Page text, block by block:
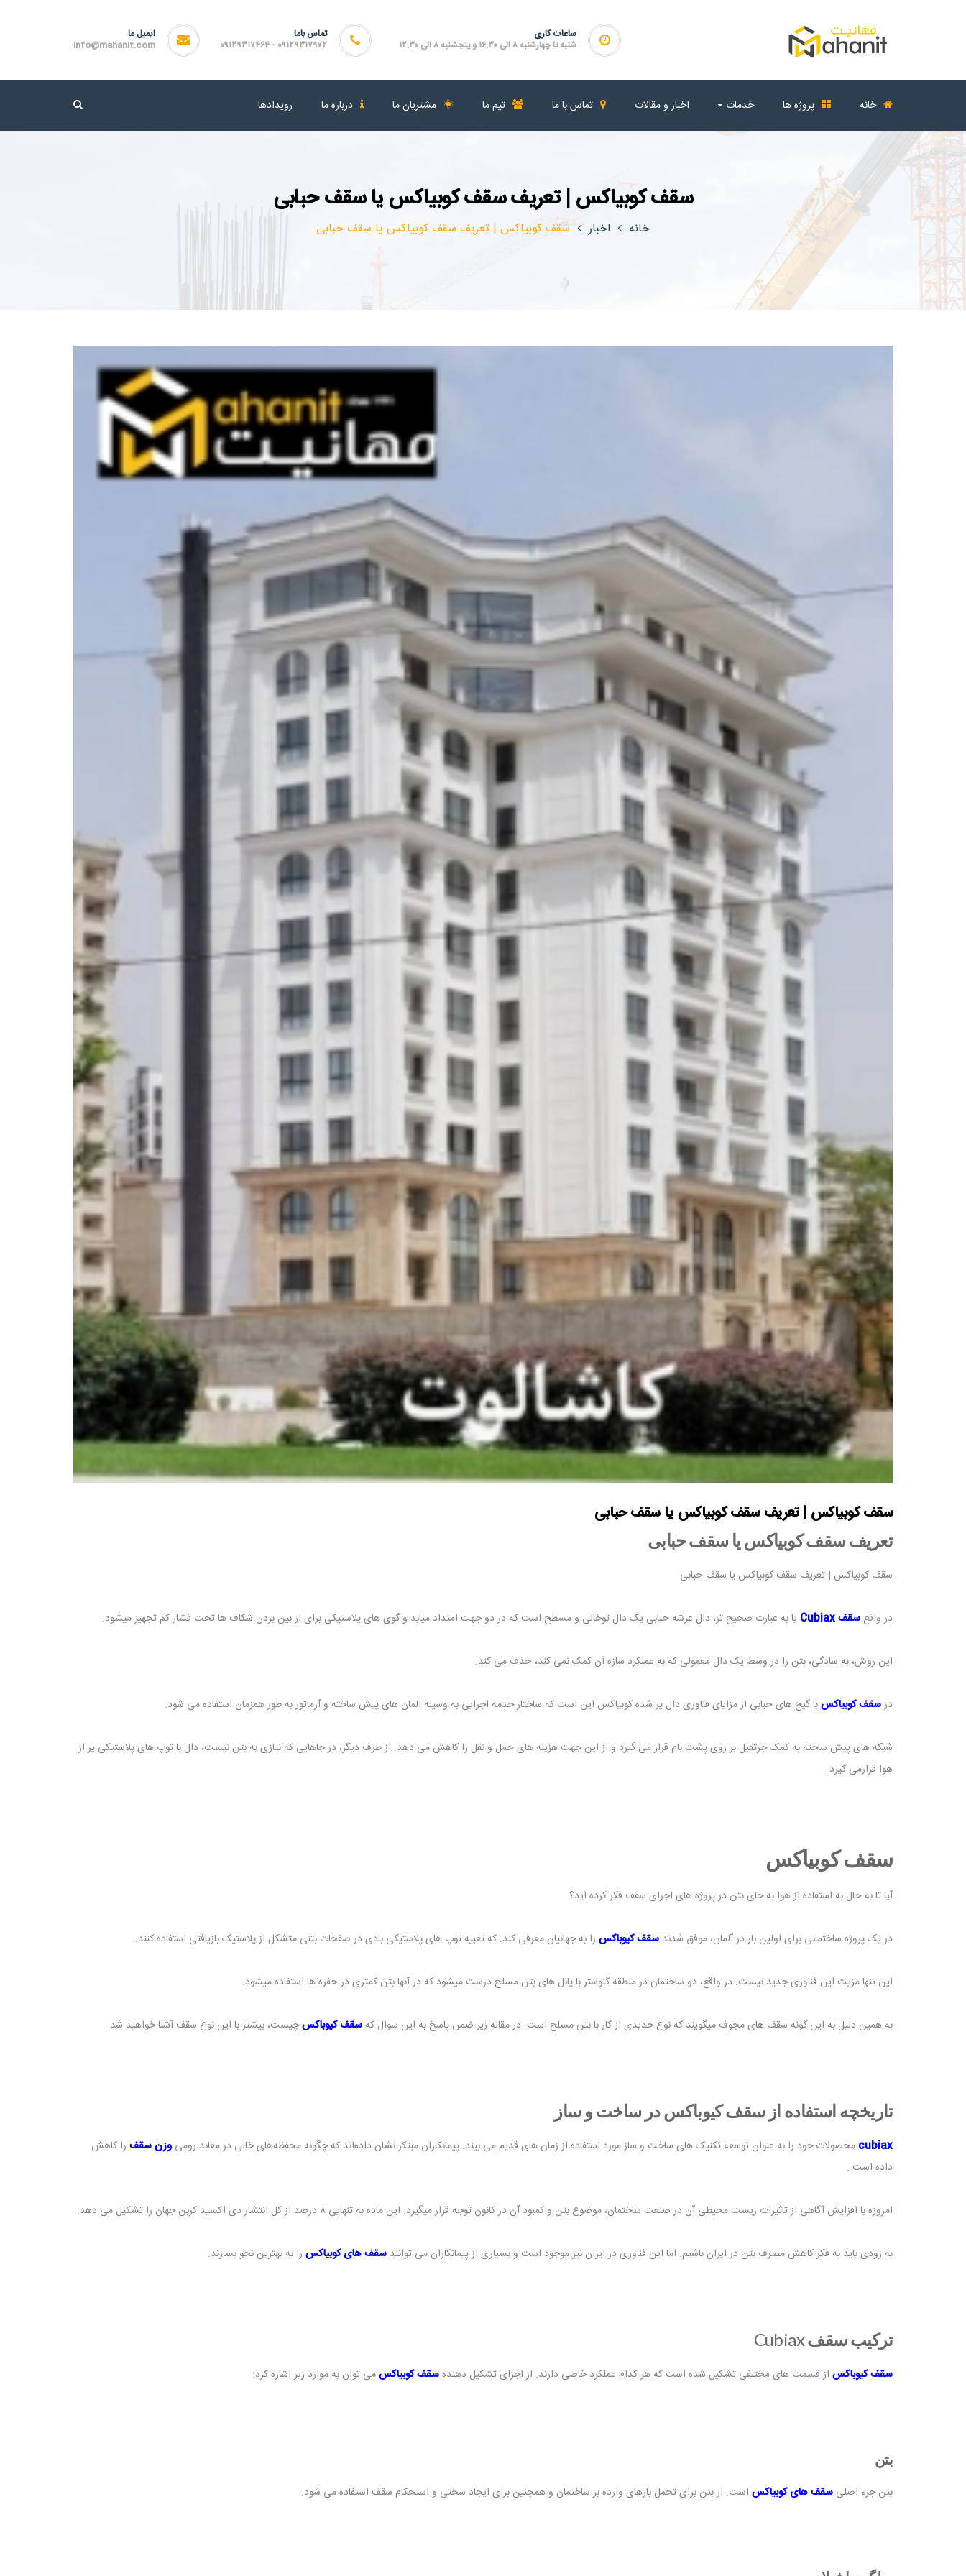
ایمیل ما
info@mahanit.com
تماس باما
۰۹۱۲۹۳۱۷۹۷۲ - ۰۹۱۲۹۳۱۷۴۶۴
ساعات کاری
شنبه تا چهارشنبه ۸ الی ۱۶.۳۰ و پنجشنبه ۸ الی ۱۲.۳۰
خانه پروژه ها خدمات اخبار و مقالات تماس با ما تیم ما مشتریان ما درباره ما رویدادها
سقف کوبیاکس | تعریف سقف کوبیاکس یا سقف حبابی
خانه اخبار سقف کوبیاکس | تعریف سقف کوبیاکس یا سقف حبابی
سقف کوبیاکس | تعریف سقف کوبیاکس یا سقف حبابی
تعریف سقف کوبیاکس یا سقف حبابی
سقف کوبیاکس | تعریف سقف کوبیاکس یا سقف حبابی
در واقع سقف Cubiax یا به عبارت صحیح تر، دال عرشه حبابی یک دال توخالی و مسطح است که در دو جهت امتداد میابد و گوی های پلاستیکی برای از بین بردن شکاف ها تحت فشار کم تجهیز میشود.
این روش، به سادگی، بتن را در وسط یک دال معمولی که به عملکرد سازه آن کمک نمی کند، حذف می کند.
درسقف کوبیاکسبا گیج های حبابی از مزایای فناوری دال پر شده کوبیاکس این است که ساختار خدمه اجرایی به وسیله المان های پیش ساخته و آرماتور به طور همزمان استفاده می شود.
شبکه های پیش ساخته به کمک جرثقیل بر روی پشت بام قرار می گیرد و از این جهت هزینه های حمل و نقل را کاهش می دهد. از طرف دیگر، در جاهایی که نیازی به بتن نیست، دال با توپ های پلاستیکی پر از
هوا قرارمی گیرد.
سقف کوبیاکس
آیا تا به حال به استفاده از هوا به جای بتن در پروژه های اجرای سقف فکر کرده اید؟
در یک پروژه ساختمانی برای اولین بار در آلمان، موفق شدند سقف کیوباکس را به جهانیان معرفی کند. که تعبیه توپ های پلاستیکی بادی در صفحات بتنی متشکل از پلاستیک بازیافتی استفاده کنند.
این تنها مزیت این فناوری جدید نیست. در واقع، دو ساختمان در منطقه گلوستر با پانل های بتن مسلح درست میشود که در آنها بتن کمتری در حفره ها استفاده میشود.
به همین دلیل به این گونه سقف های مجوف میگویند که نوع جدیدی از کار با بتن مسلح است. در مقاله زیر ضمن پاسخ به این سوال که سقف کیوباکسچیست، بیشتر با این نوع سقف آشنا خواهید شد.
تاریخچه استفاده از سقف کیوباکس در ساخت و ساز
cubiax محصولات خود را به عنوان توسعه تکنیک های ساخت و ساز مورد استفاده از زمان های قدیم می بیند. پیمانکاران مبتکر نشان داده‌اند که چگونه محفظه‌های خالی در معابد رومی وزن سقف را کاهش
داده است .
امروزه با افزایش آگاهی از تاثیرات زیست محیطی آن در صنعت ساختمان، موضوع بتن و کمبود آن در کانون توجه قرار میگیرد. این ماده به تنهایی ۸ درصد از کل انتشار دی اکسید کربن جهان را تشکیل می دهد.
به زودی باید به فکر کاهش مصرف بتن در ایران باشیم. اما این فناوری در ایران نیز موجود است و بسیاری از پیمانکاران می توانند سقف های کوبیاکس را به بهترین نحو بسازند.
ترکیب سقفCubiax
سقف کیوباکس از قسمت های مختلفی تشکیل شده است که هر کدام عملکرد خاصی دارند. از اجزای تشکیل دهندهسقف کوبیاکسمی توان به موارد زیر اشاره کرد:
بتن
بتن جزء اصلی سقف های کوبیاکس است. از بتن برای تحمل بارهای وارده بر ساختمان و همچنین برای ایجاد سختی و استحکام سقف استفاده می شود.